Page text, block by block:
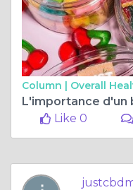
Column | Overall
Like 0